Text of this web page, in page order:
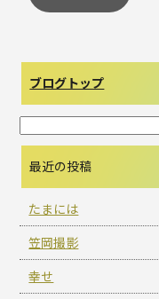
ブログトップ
最近の投稿
たまには
笠岡撮影
幸せ